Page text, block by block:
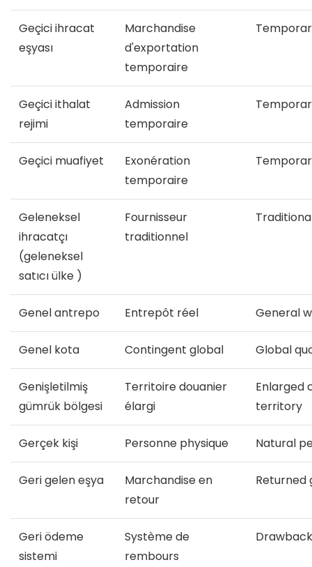
Geçici ihracat
eşyası
Marchandise
d'exportation
temporaire
Geçici ithalat
rejimi
Admission
temporaire
Geçici muafiyet
Exonération
temporaire
Geleneksel
ihracatçı
(geleneksel
satıcı ülke )
Fournisseur
traditionnel
Genel antrepo Entrepôt réel General
Genel kota Contingent global Global
Genişletilmiş
gümrük bölgesi
Territoire douanier
élargi
Enlarged
territory
Gerçek kişi Personne physique Natural
Geri gelen eşya
Marchandise en
retour
Returned
Geri ödeme
sistemi
Système de
rembours